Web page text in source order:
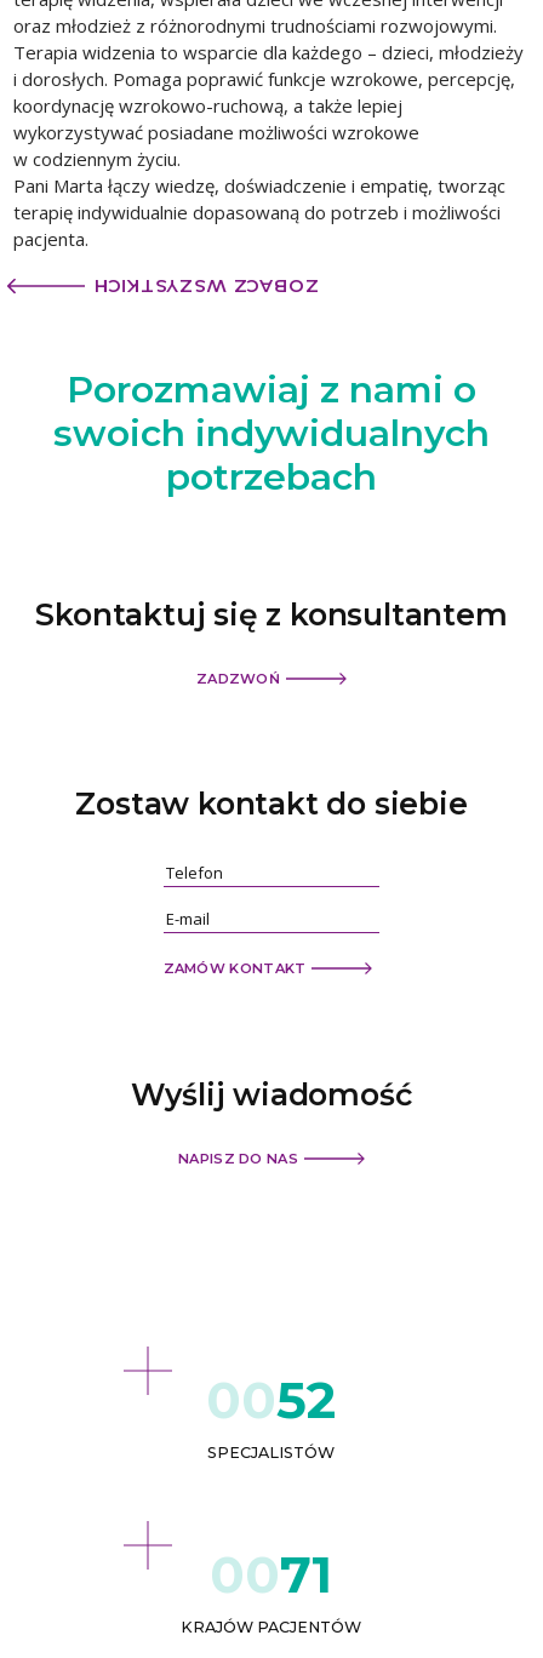
oraz młodzież z różnorodnymi trudnościami rozwojowymi.
Terapia widzenia to wsparcie dla każdego – dzieci, młodzieży
i dorosłych. Pomaga poprawić funkcje wzrokowe, percepcję,
koordynację wzrokowo-ruchową, a także lepiej
wykorzystywać posiadane możliwości wzrokowe
w codziennym życiu.
Pani Marta łączy wiedzę, doświadczenie i empatię, tworząc
terapię indywidualnie dopasowaną do potrzeb i możliwości
pacjenta.
ZOBACZ WSZYSTKICH
Porozmawiaj z nami o
swoich indywidualnych
potrzebach
Skontaktuj się z konsultantem
ZADZWOŃ
Zostaw kontakt do siebie
ZAMÓW KONTAKT
Wyślijwiadomość
NAPISZ DO NAS
52
SPECJALISTÓW
71
KRAJÓW PACJENTÓW